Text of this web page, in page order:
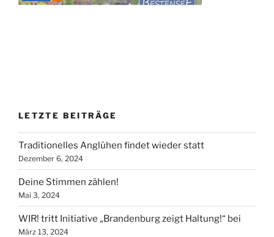
LETZTE BEITRÄGE
Traditionelles Anglühen findet wieder statt
Dezember 6, 2024
Deine Stimmen zählen!
Mai 3, 2024
WIR! tritt Initiative „Brandenburg zeigt Haltung!“ bei
März 13, 2024